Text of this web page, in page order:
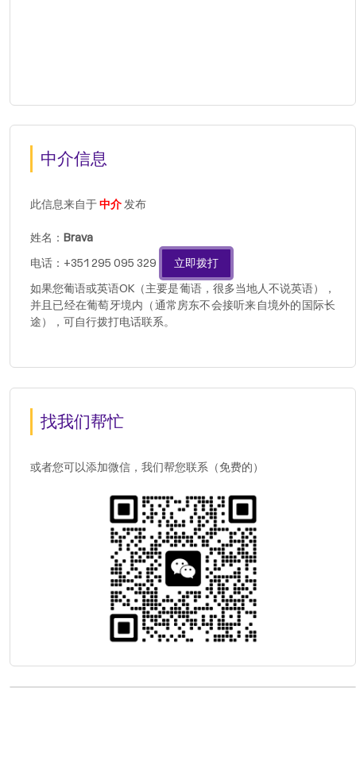
中介信息
此信息来自于中介发布
姓名： Brava
电话：+351 295 095 329
立即拨打
如果您葡语或英语OK（主要是葡语，很多当地人不说英语），
并且已经在葡萄牙境内（通常房东不会接听来自境外的国际长
途），可自行拨打电话联系。
找我们帮忙
或者您可以添加微信，我们帮您联系（免费的）